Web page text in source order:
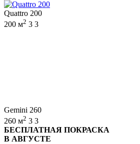
Quattro 200
200 м2 3 3
Gemini 260
260 м2 3 3
БЕСПЛАТНАЯ ПОКРАСКА
В АВГУСТЕ